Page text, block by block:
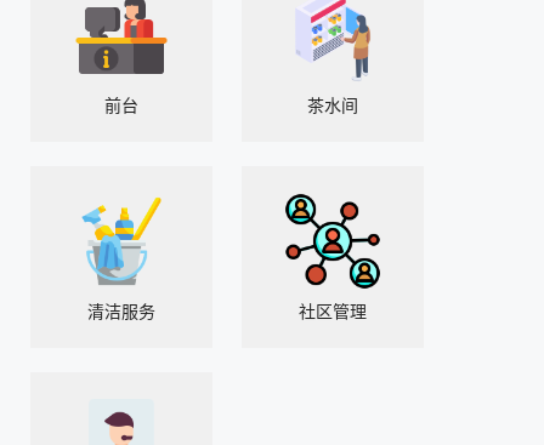
前台 茶水间
清洁服务 社区管理